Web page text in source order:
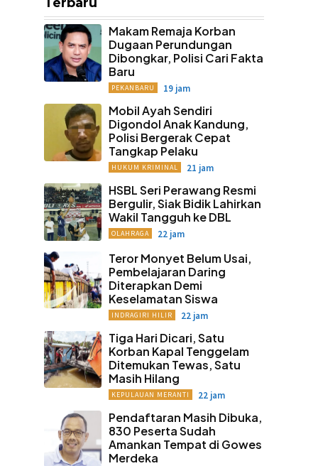
Makam Remaja Korban
Dugaan Perundungan
Dibongkar, Polisi Cari Fakta
Baru
PEKANBARU 19 jam
Mobil Ayah Sendiri
Digondol Anak Kandung,
Polisi Bergerak Cepat
Tangkap Pelaku
HUKUM KRIMINAL 21 jam
HSBL Seri Perawang Resmi
Bergulir, Siak Bidik Lahirkan
Wakil Tangguh ke DBL
OLAHRAGA 22 jam
Teror Monyet Belum Usai,
Pembelajaran Daring
Diterapkan Demi
Keselamatan Siswa
INDRAGIRI HILIR 22 jam
Tiga Hari Dicari, Satu
Korban Kapal Tenggelam
Ditemukan Tewas, Satu
Masih Hilang
KEPULAUAN MERANTI 22 jam
Pendaftaran Masih Dibuka,
830 Peserta Sudah
Amankan Tempat di Gowes
Merdeka